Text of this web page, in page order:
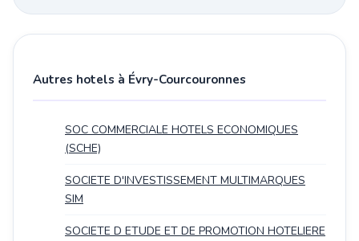
Autres hotels à Évry-Courcouronnes
SOC COMMERCIALE HOTELS ECONOMIQUES
(SCHE)
SOCIETE D'INVESTISSEMENT MULTIMARQUES
SIM
SOCIETE D ETUDE ET DE PROMOTION HOTELIERE